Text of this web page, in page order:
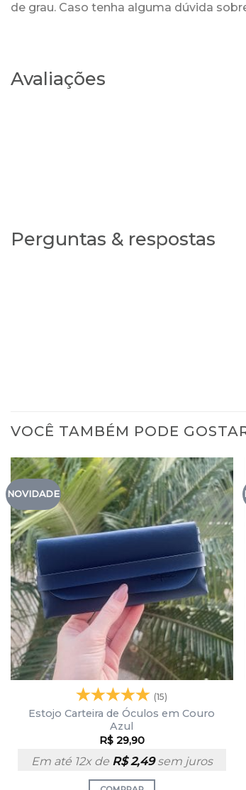
de grau. Caso tenha alguma dúvida
Avaliações
Perguntas & respostas
VOCÊ TAMBÉM PODE
NOVIDADE
(15)
Estojo Carteira de Óculos em Couro
Azul
R$29,90
Em até 12x de R$2,49sem juros